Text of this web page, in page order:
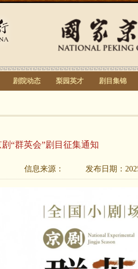
剧院动态 梨园英才 剧目集锦
“群英会”剧目征集通知
信息来源： 发布日期：